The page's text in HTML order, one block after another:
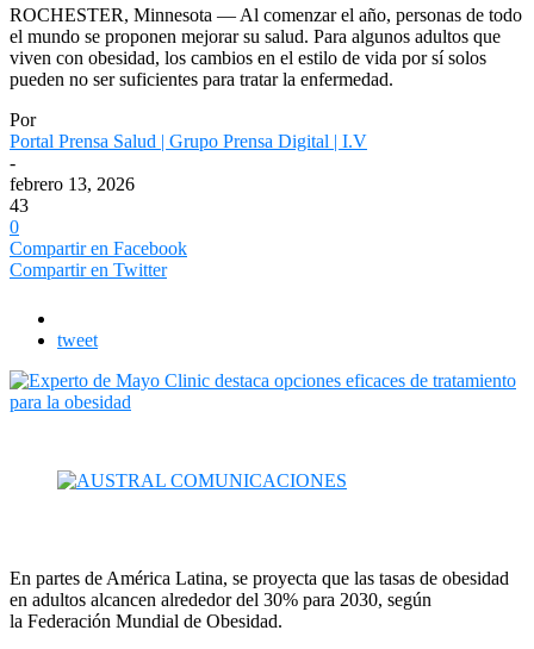
ROCHESTER, Minnesota — Al comenzar el año, personas de todo
el mundo se proponen mejorar su salud. Para algunos adultos que
viven con obesidad, los cambios en el estilo de vida por sí solos
pueden no ser suficientes para tratar la enfermedad.
Por
Portal Prensa Salud | Grupo Prensa Digital | I.V
-
febrero 13, 2026
43
0
Compartir en Facebook
Compartir en Twitter
tweet
En partes de América Latina, se proyecta que las tasas de obesidad
en adultos alcancen alrededor del 30% para 2030, según
la Federación Mundial de Obesidad.